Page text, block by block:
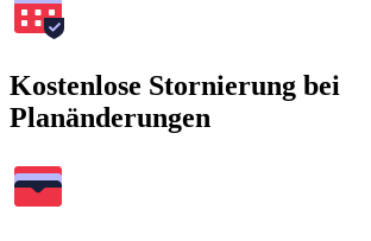
Kostenlose Stornierung bei
Planänderungen